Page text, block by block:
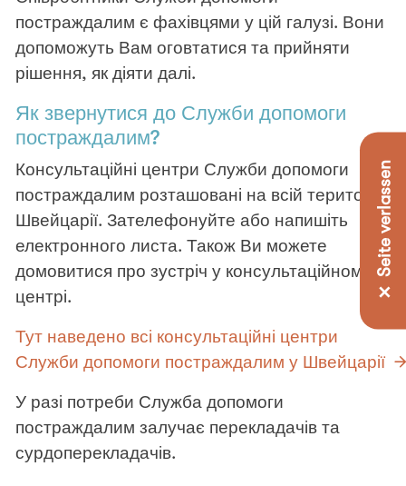
✕ Seite verlassen
постраждалим є фахівцями у цій галузі. Вони
допоможуть Вам оговтатися та прийняти
рішення, як діяти далі.
Як звернутися до Служби допомоги
постраждалим?
Консультаційні центри Служби допомоги
постраждалим розташовані на всій території
Швейцарії. Зателефонуйте або напишіть
електронного листа. Також Ви можете
домовитися про зустріч у консультаційному
центрі.
Тут наведено всі консультаційні центри
Служби допомоги постраждалим у Швейцарії
У разі потреби Служба допомоги
постраждалим залучає перекладачів та
сурдоперекладачів.